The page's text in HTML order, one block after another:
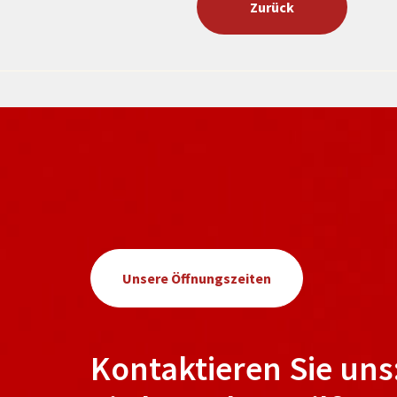
Zurück
Unsere Öffnungszeiten
Kontaktieren Sie